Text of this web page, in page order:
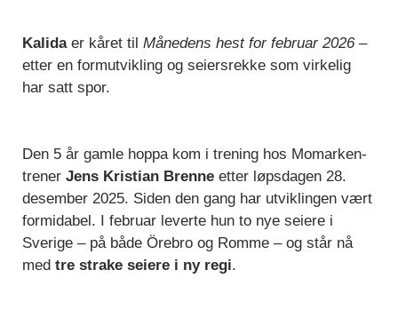
Kalidaer kåret til Månedens hest for februar 2026–
etter en formutvikling og seiersrekke som virkelig
har satt spor.
Den 5 år gamle hoppa kom i trening hos Momarken-
trener Jens Kristian Brenne etter løpsdagen 28.
desember 2025. Siden den gang har utviklingen vært
formidabel. I februar leverte hun to nye seiere i
Sverige – på både Örebro og Romme – og står nå
med tre strake seiere i ny regi.